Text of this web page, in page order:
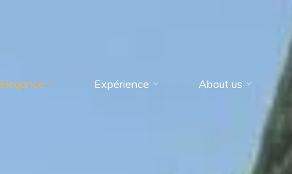
Elegance Expérience About us